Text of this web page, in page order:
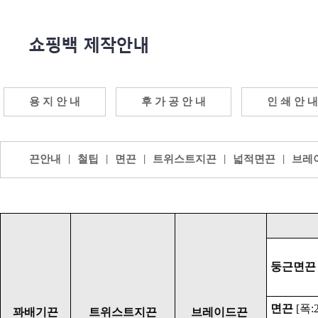
용 지 안 내 후 가 공 안 내 인 쇄 안 내
끈안내 | 철팁 | 면끈 | 트위스트지끈 | 넓적면끈 | 브레
꽈배기끈 트위스트지끈 브레이드끈
둥근면끈
면끈 [폭